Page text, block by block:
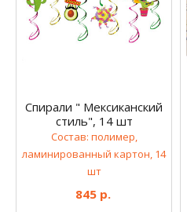
Спирали " Мексиканский
стиль", 14 шт
Состав: полимер,
ламинированный картон, 14
шт
845 р.